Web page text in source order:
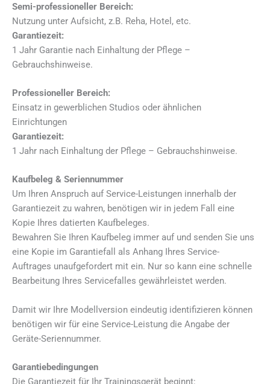
Semi-professioneller Bereich:
Nutzung unter Aufsicht, z.B. Reha, Hotel, etc.
Garantiezeit:
1 Jahr Garantie nach Einhaltung der Pflege –
Gebrauchshinweise.
Professioneller Bereich:
Einsatz in gewerblichen Studios oder ähnlichen
Einrichtungen
Garantiezeit:
1 Jahr nach Einhaltung der Pflege – Gebrauchshinweise.
Kaufbeleg & Seriennummer
Um Ihren Anspruch auf Service-Leistungen innerhalb der
Garantiezeit zu wahren, benötigen wir in jedem Fall eine
Kopie Ihres datierten Kaufbeleges.
Bewahren Sie Ihren Kaufbeleg immer auf und senden Sie uns
eine Kopie im Garantiefall als Anhang Ihres Service-
Auftrages unaufgefordert mit ein. Nur so kann eine schnelle
Bearbeitung Ihres Servicefalles gewährleistet werden.
Damit wir Ihre Modellversion eindeutig identifizieren können
benötigen wir für eine Service-Leistung die Angabe der
Geräte-Seriennummer.
Garantiebedingungen
Die Garantiezeit für Ihr Trainingsgerät beginnt: